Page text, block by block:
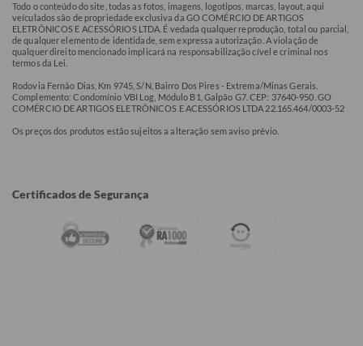
Todo o conteúdo do site, todas as fotos, imagens, logotipos, marcas, layout, aqui
veículados são de propriedade exclusiva da GO COMÉRCIO DE ARTIGOS
ELETRÔNICOS E ACESSÓRIOS LTDA. É vedada qualquer reprodução, total ou parcial,
de qualquer elemento de identidade, sem expressa autorização. A violação de
qualquer direito mencionado implicará na responsabilização cível e criminal nos
termos da Lei.
Rodovia Fernão Dias, Km 9745, S/N, Bairro Dos Pires - Extrema/Minas Gerais.
Complemento: Condomínio VBI Log, Módulo B1, Galpão G7. CEP: 37640-950. GO
COMÉRCIO DE ARTIGOS ELETRÔNICOS E ACESSÓRIOS LTDA 22.165.464/0003-52
Os preços dos produtos estão sujeitos a alteração sem aviso prévio.
Certificados de Segurança